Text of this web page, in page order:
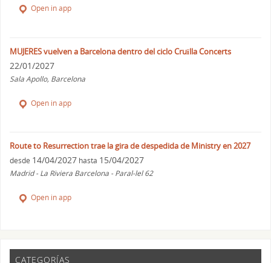
Open in app
MUJERES vuelven a Barcelona dentro del ciclo Cruïlla Concerts
22/01/2027
Sala Apollo, Barcelona
Open in app
Route to Resurrection trae la gira de despedida de Ministry en 2027
desde 14/04/2027 hasta 15/04/2027
Madrid - La Riviera Barcelona - Paral-lel 62
Open in app
CATEGORÍAS